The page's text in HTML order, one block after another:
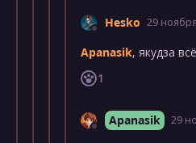
Hesko 29
Apanasik, якудза
1
Apanasik 29